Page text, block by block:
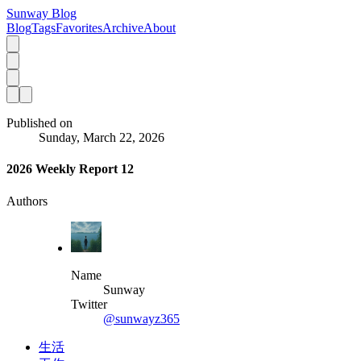
Sunway Blog
BlogTagsFavoritesArchiveAbout
Published on
Sunday, March 22, 2026
2026 Weekly Report 12
Authors
Name
Sunway
Twitter
@sunwayz365
生活